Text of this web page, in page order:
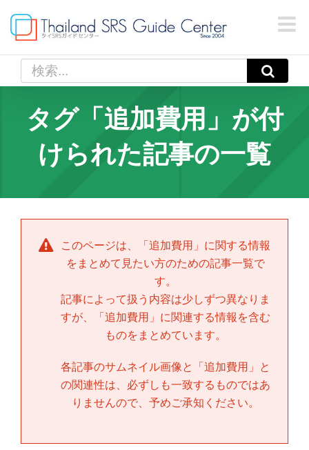
content
索
タグ「追加費用」が付
けられた記事の一覧
このページは、「 追加費用 」に関する情報
をまとめて見たい方のための記事一覧で
す。
記事によって扱う内容は少しずつ異なりま
すが、「 追加費用 」に関連する情報を含む
ものをまとめています。
各記事のサムネイル画像と「 追加費用 」と
の関連性は、必ずしも一致するものではあ
りませんので、予めご承知ください。